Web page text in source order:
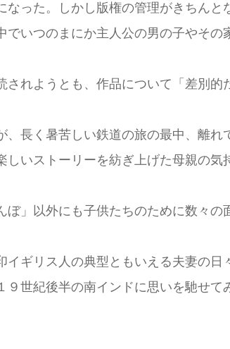
った。しかし版権の管理がきちんと
いつのまにか主人公の男の子やそ
れようとも、作品について「差別的
長く暑苦しい鉄道の旅の最中、離
いストーリーを紡ぎ上げた母親の
」以外にも子供たちのために数々の
ギリス人の典型ともいえる夫妻の日
世紀後半の南インドに思いを馳せて